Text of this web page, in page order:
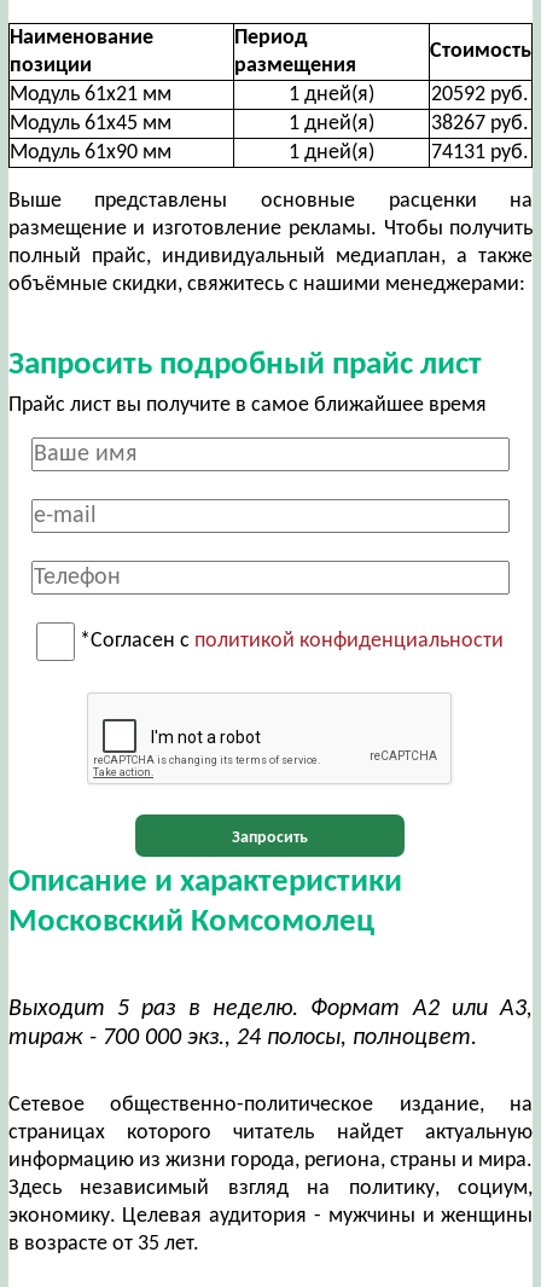
Наименование
позиции
Период
размещения
Стоимость
Модуль 61х21 мм
1 дней(я)
20592 руб.
Модуль 61х45 мм
1 дней(я)
38267 руб.
Модуль 61х90 мм
1 дней(я) 74131 руб.
Выше представлены основные расценки на
размещение и изготовление рекламы. Чтобы получить
полный прайс, индивидуальный медиаплан, а также
объёмные скидки, свяжитесь с нашими менеджерами:
Запросить подробный прайс лист
Прайс лист вы получите в самое ближайшее время
*Согласен с политикой конфиденциальности
Запросить
Описание и характеристики
Московский Комсомолец
Выходит 5 раз в неделю. Формат А2 или А3,
тираж - 700 000 экз., 24 полосы, полноцвет.
Сетевое общественно-политическое издание, на
страницах которого читатель найдет актуальную
информацию из жизни города, региона, страны и мира.
Здесь независимый взгляд на политику, социум,
экономику. Целевая аудитория - мужчины и женщины
в возрасте от 35 лет.